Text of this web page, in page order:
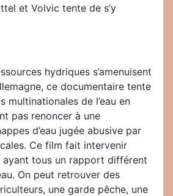
et Volvic tente de s’y
hydriques s’amenuisent
ce documentaire tente
multinationales de l’eau en
pas renoncer à une
d’eau jugée abusive par
Ce film fait intervenir
tous un rapport différent
On peut retrouver des
une garde pêche, une